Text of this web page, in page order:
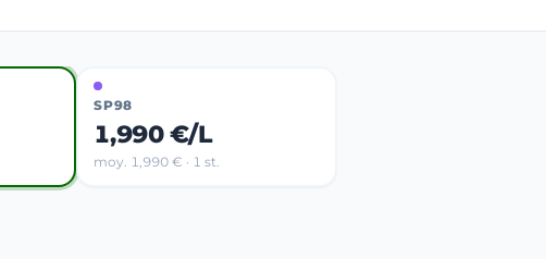
SP98
1,990 €/L
moy. 1,990 € · 1 st.